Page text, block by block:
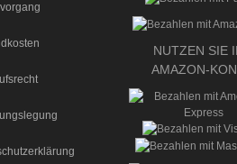
NUTZEN SIE
AMAZON-